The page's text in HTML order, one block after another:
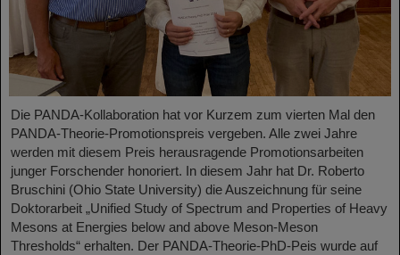
Die PANDA-Kollaboration hat vor Kurzem zum vierten Mal den
PANDA-Theorie-Promotionspreis vergeben. Alle zwei Jahre
werden mit diesem Preis herausragende Promotionsarbeiten
junger Forschender honoriert. In diesem Jahr hat Dr. Roberto
Bruschini (Ohio State University) die Auszeichnung für seine
Doktorarbeit „Unified Study of Spectrum and Properties of Heavy
Mesons at Energies below and above Meson-Meson
Thresholds“ erhalten. Der PANDA-Theorie-PhD-Peis wurde auf